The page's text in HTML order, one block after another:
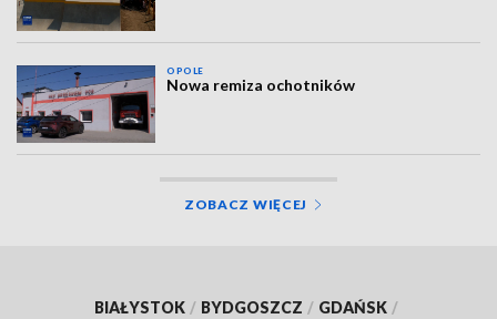
OPOLE
Nowa remiza ochotników
ZOBACZ WIĘCEJ
BIAŁYSTOK / BYDGOSZCZ / GDAŃSK /